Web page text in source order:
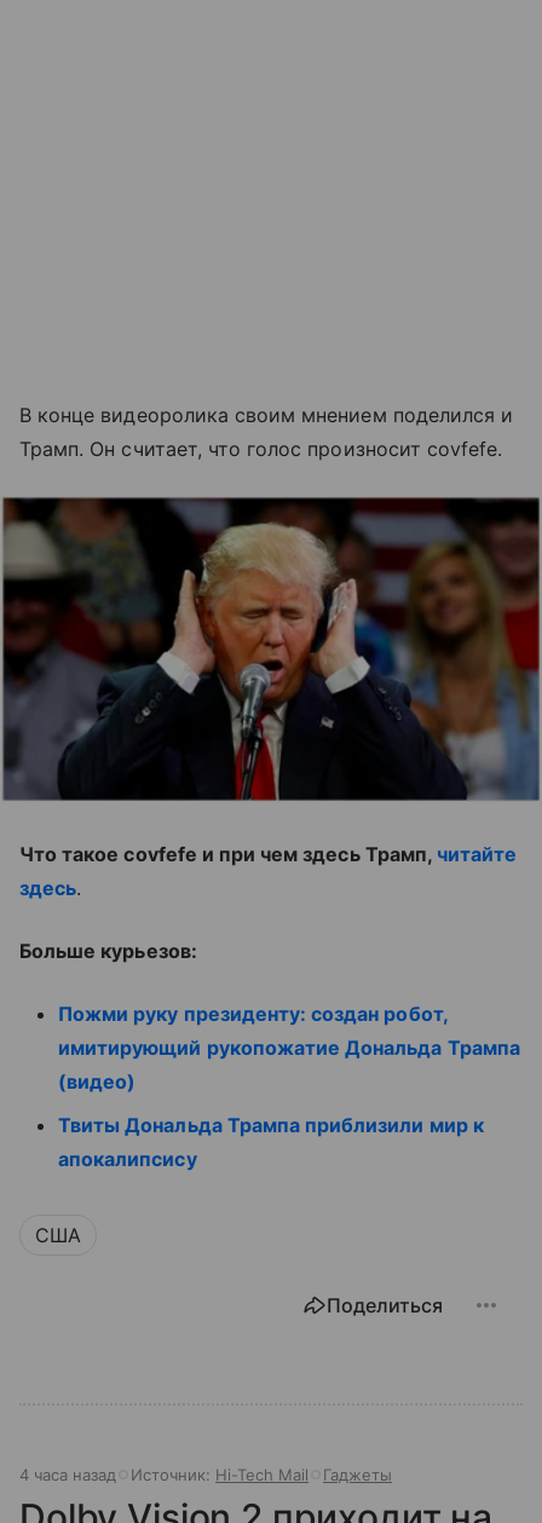
В конце видеоролика своим мнением поделился и
Трамп. Он считает, что голос произносит covfefe.
Что такое covfefe и при чем здесь Трамп, читайте
здесь.
Больше курьезов:
Пожми руку президенту: создан робот,
имитирующий рукопожатие Дональда Трампа
(видео)
Твиты Дональда Трампа приблизили мир к
апокалипсису
США
Поделиться
4 часа назад Источник: Hi-Tech Mail Гаджеты